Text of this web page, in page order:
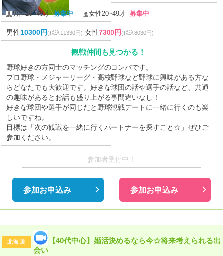
男性20~49才募集中 女性20~49才募集中
男性10300円(税込11330円) 女性7300円(税込8030円)
観戦仲間も見つかる！
野球好きの方同士のマッチングのコンパです。
プロ野球・メジャーリーグ・高校野球など野球に興味がある方な
らどなたでも大歓迎です。好きな球団の話や選手の話など、共通
の趣味があるとお話も盛り上がる事間違いなし！
好きな球団や選手が同じだと野球観戦デートに一緒に行くのも楽
しいですね。
目標は「次の観戦を一緒に行くパートナーを探すこと☆」ぜひご
参加ください。
参加者受付中！
参加お申込み 参加お申込み
北海道
【40代中心】婚活決めるなら今☆将来考えられる出
会い